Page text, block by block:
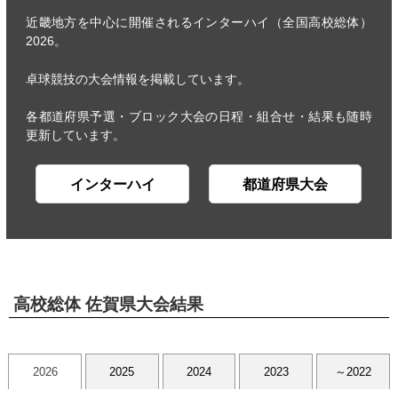
近畿地方を中心に開催されるインターハイ（全国高校総体）
2026。
卓球競技の大会情報を掲載しています。
各都道府県予選・ブロック大会の日程・組合せ・結果も随時
更新しています。
インターハイ 都道府県大会
高校総体 佐賀県大会結果
2026 2025 2024 2023 ～2022